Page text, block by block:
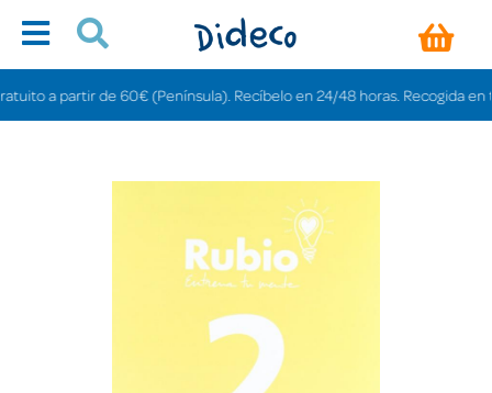
a partir de 60€ (Península). Recíbelo en 24/48 horas. Recogida en